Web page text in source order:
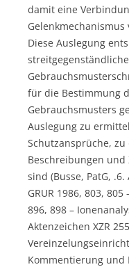
damit eine
Diese Auslegung
für die Bestimmung
Gebrauchsmusters
Auslegung zu
Schutzansprüche,
Beschreibungen
sind (Busse, PatG, .6.
GRUR 1986, 803, 805
896, 898 –
Aktenzeichen XZR
Kommentierung und